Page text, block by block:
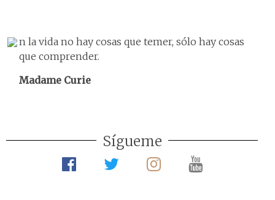
n la vida no hay cosas que temer, sólo hay cosas
que comprender.
Madame Curie
Sígueme